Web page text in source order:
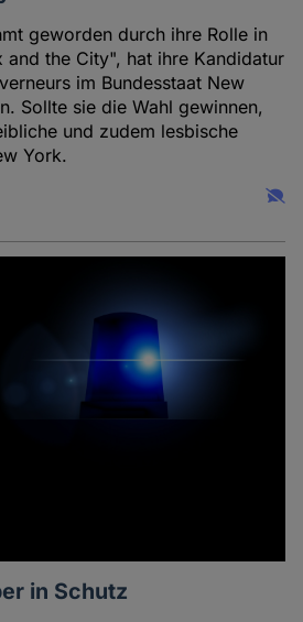
geworden durch ihre Rolle in
and the City", hat ihre Kandidatur
im Bundesstaat New
Sollte sie die Wahl gewinnen,
und zudem lesbische
York.
in Schutz